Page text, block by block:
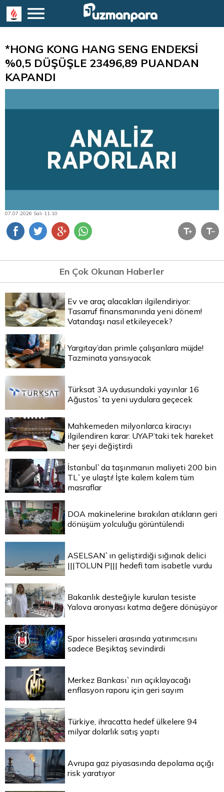
*HONG KONG HANG SENG ENDEKSİ
%0,5 DÜŞÜŞLE 23496,89 PUANDAN
KAPANDI
07.07.2026 Salı 11:10
En Çok Okunan Haberler
Ev ve araç alacakları ilgilendiriyor:
Tasarruf finansmanında yeni dönem!
Vatandaşı nasıl etkileyecek?
Yargıtay’dan primle çalışanlara müjde!
Tazminata yansıyacak
Türksat 3A uydusundaki yayınlar 16
Ağustos`ta yeni uydulara geçecek
Mahkemeden milyonlarca kiracıyı
ilgilendiren karar: UYAP’taki tek hareket
her şeyi değiştirdi
İstanbul`da taşınmanın maliyeti 200 bin
TL`ye ulaştı! İşte kalem kalem tüm
masraflar
DOA makinelerine bırakılan atıkların geri
dönüşüm yolculuğu görüntülendi
ASELSAN`ın geliştirdiği sığınak delici
|||TOLUN P||| hedefi tam isabetle vurdu
Bakanlık desteğiyle kurulan tesiste
Yalova aronyası katma değere dönüşüyor
Spor hisseleri arasında yatırımcısını
sadece Beşiktaş sevindirdi
Merkez Bankası`nın açıklayacağı
enflasyon raporu için geri sayım
Türkiye, ihracatta hedef ülkelere 94
milyar dolarlık satış yaptı
Avrupa gaz piyasasında depolama açığı
risk yaratıyor